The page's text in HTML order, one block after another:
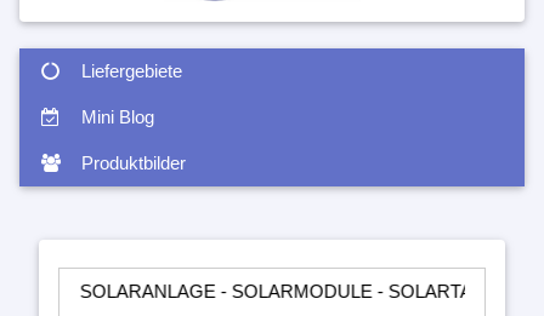
Liefergebiete
Mini Blog
Produktbilder
- SOLARMODULE - SOLARTASCHEN -